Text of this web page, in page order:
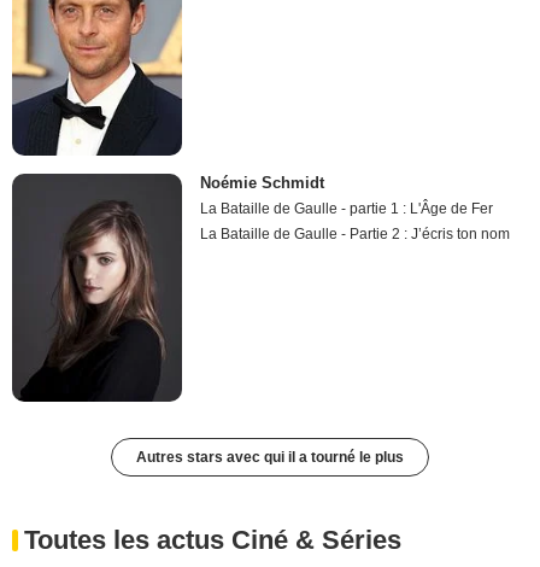
Noémie Schmidt
La Bataille de Gaulle - partie 1 : L'Âge de Fer
La Bataille de Gaulle - Partie 2 : J’écris ton nom
Autres stars avec qui il a tourné le plus
Toutes les actus Ciné & Séries